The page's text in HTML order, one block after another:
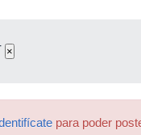
×
para poder